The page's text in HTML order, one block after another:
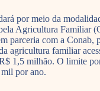
por meio da
Agricultura Familiar
parceria com a Conab,
agricultura familiar
1,5 milhão. O limite
por ano.